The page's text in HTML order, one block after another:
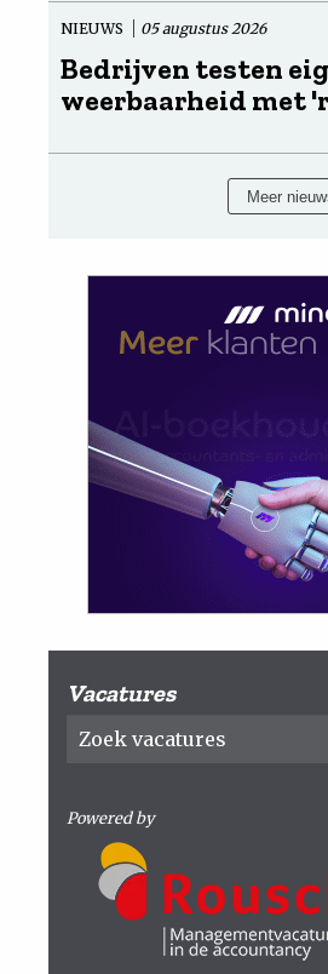
NIEUWS 05 augustus 2026
Bedrijven testen
weerbaarheid met
Meer
Vacatures
Powered by